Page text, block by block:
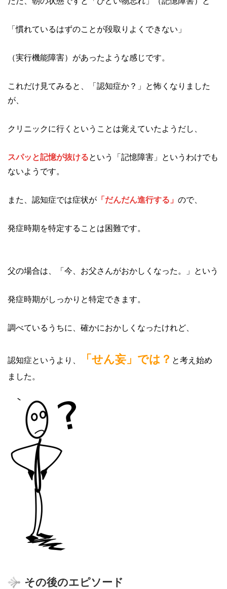
「慣れているはずのことが段取りよくできない」
（実行機能障害）があったような感じです。
これだけ見てみると、「認知症か？」と怖くなりました
が、
クリニックに行くということは覚えていたようだし、
スパッと記憶が抜けるという「記憶障害」というわけでも
ないようです。
また、認知症では症状が 「だんだん進行する」 ので、
発症時期を特定することは困難です。
父の場合は、「今、お父さんがおかしくなった。」という
発症時期がしっかりと特定できます。
調べているうちに、確かにおかしくなったけれど、
認知症というより、 「せん妄」では？ と考え始め
ました。
その後のエピソード